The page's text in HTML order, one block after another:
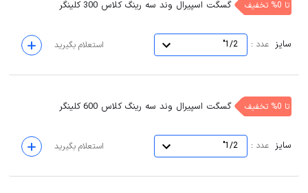
تا 0% تخفیف گسگت اسپیرال وند سه رینگ کلاس 300 کلینگر
سایز عدد :
1/2" استعلام بگیرید
تا 0% تخفیف گسگت اسپیرال وند سه رینگ کلاس 600 کلینگر
سایز عدد :
1/2" استعلام بگیرید